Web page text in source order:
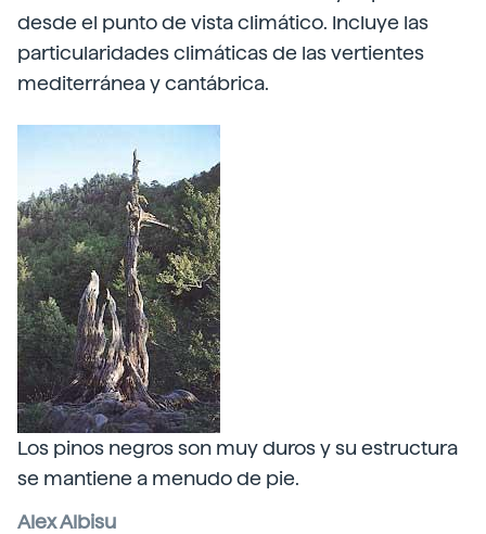
desde el punto de vista climático. Incluye las
particularidades climáticas de las vertientes
mediterránea y cantábrica.
Los pinos negros son muy duros y su estructura
se mantiene a menudo de pie.
Alex Albisu